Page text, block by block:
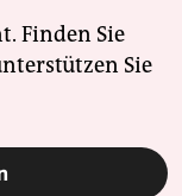
Finden Sie
Sie